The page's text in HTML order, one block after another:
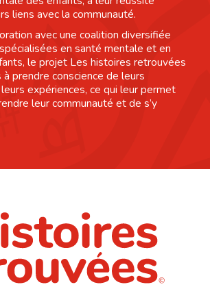
liens avec la communauté.
avec une coalition diversifiée
en santé mentale et en
le projet Les histoires retrouvées
prendre conscience de leurs
expériences, ce qui leur permet
leur communauté et de s’y